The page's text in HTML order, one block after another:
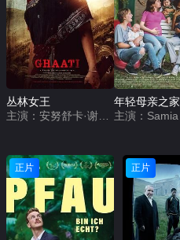
丛林女王
年轻母亲之家
正片 正片